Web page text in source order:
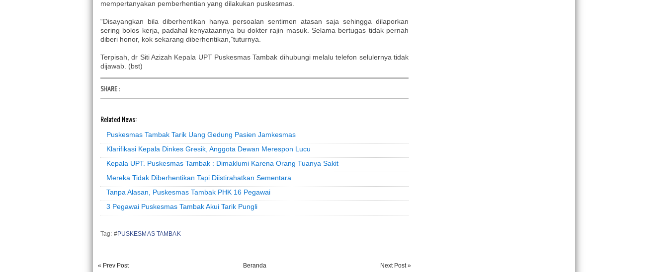
mempertanyakan pemberhentian yang dilakukan puskesmas.
“Disayangkan bila diberhentikan hanya persoalan sentimen atasan saja sehingga dilaporkan
sering bolos kerja, padahal kenyataannya bu dokter rajin masuk. Selama bertugas tidak pernah
diberi honor, kok sekarang diberhentikan,”tuturnya.
Terpisah, dr Siti Azizah Kepala UPT Puskesmas Tambak dihubungi melalu telefon selulernya tidak
dijawab. (bst)
SHARE :
Related News:
Puskesmas Tambak Tarik Uang Gedung Pasien Jamkesmas
Klarifikasi Kepala Dinkes Gresik, Anggota Dewan Merespon Lucu
Kepala UPT. Puskesmas Tambak : Dimaklumi Karena Orang Tuanya Sakit
Mereka Tidak Diberhentikan Tapi Diistirahatkan Sementara
Tanpa Alasan, Puskesmas Tambak PHK 16 Pegawai
3 Pegawai Puskesmas Tambak Akui Tarik Pungli
Tag: #PUSKESMAS TAMBAK
« Prev Post Next Post »
Beranda